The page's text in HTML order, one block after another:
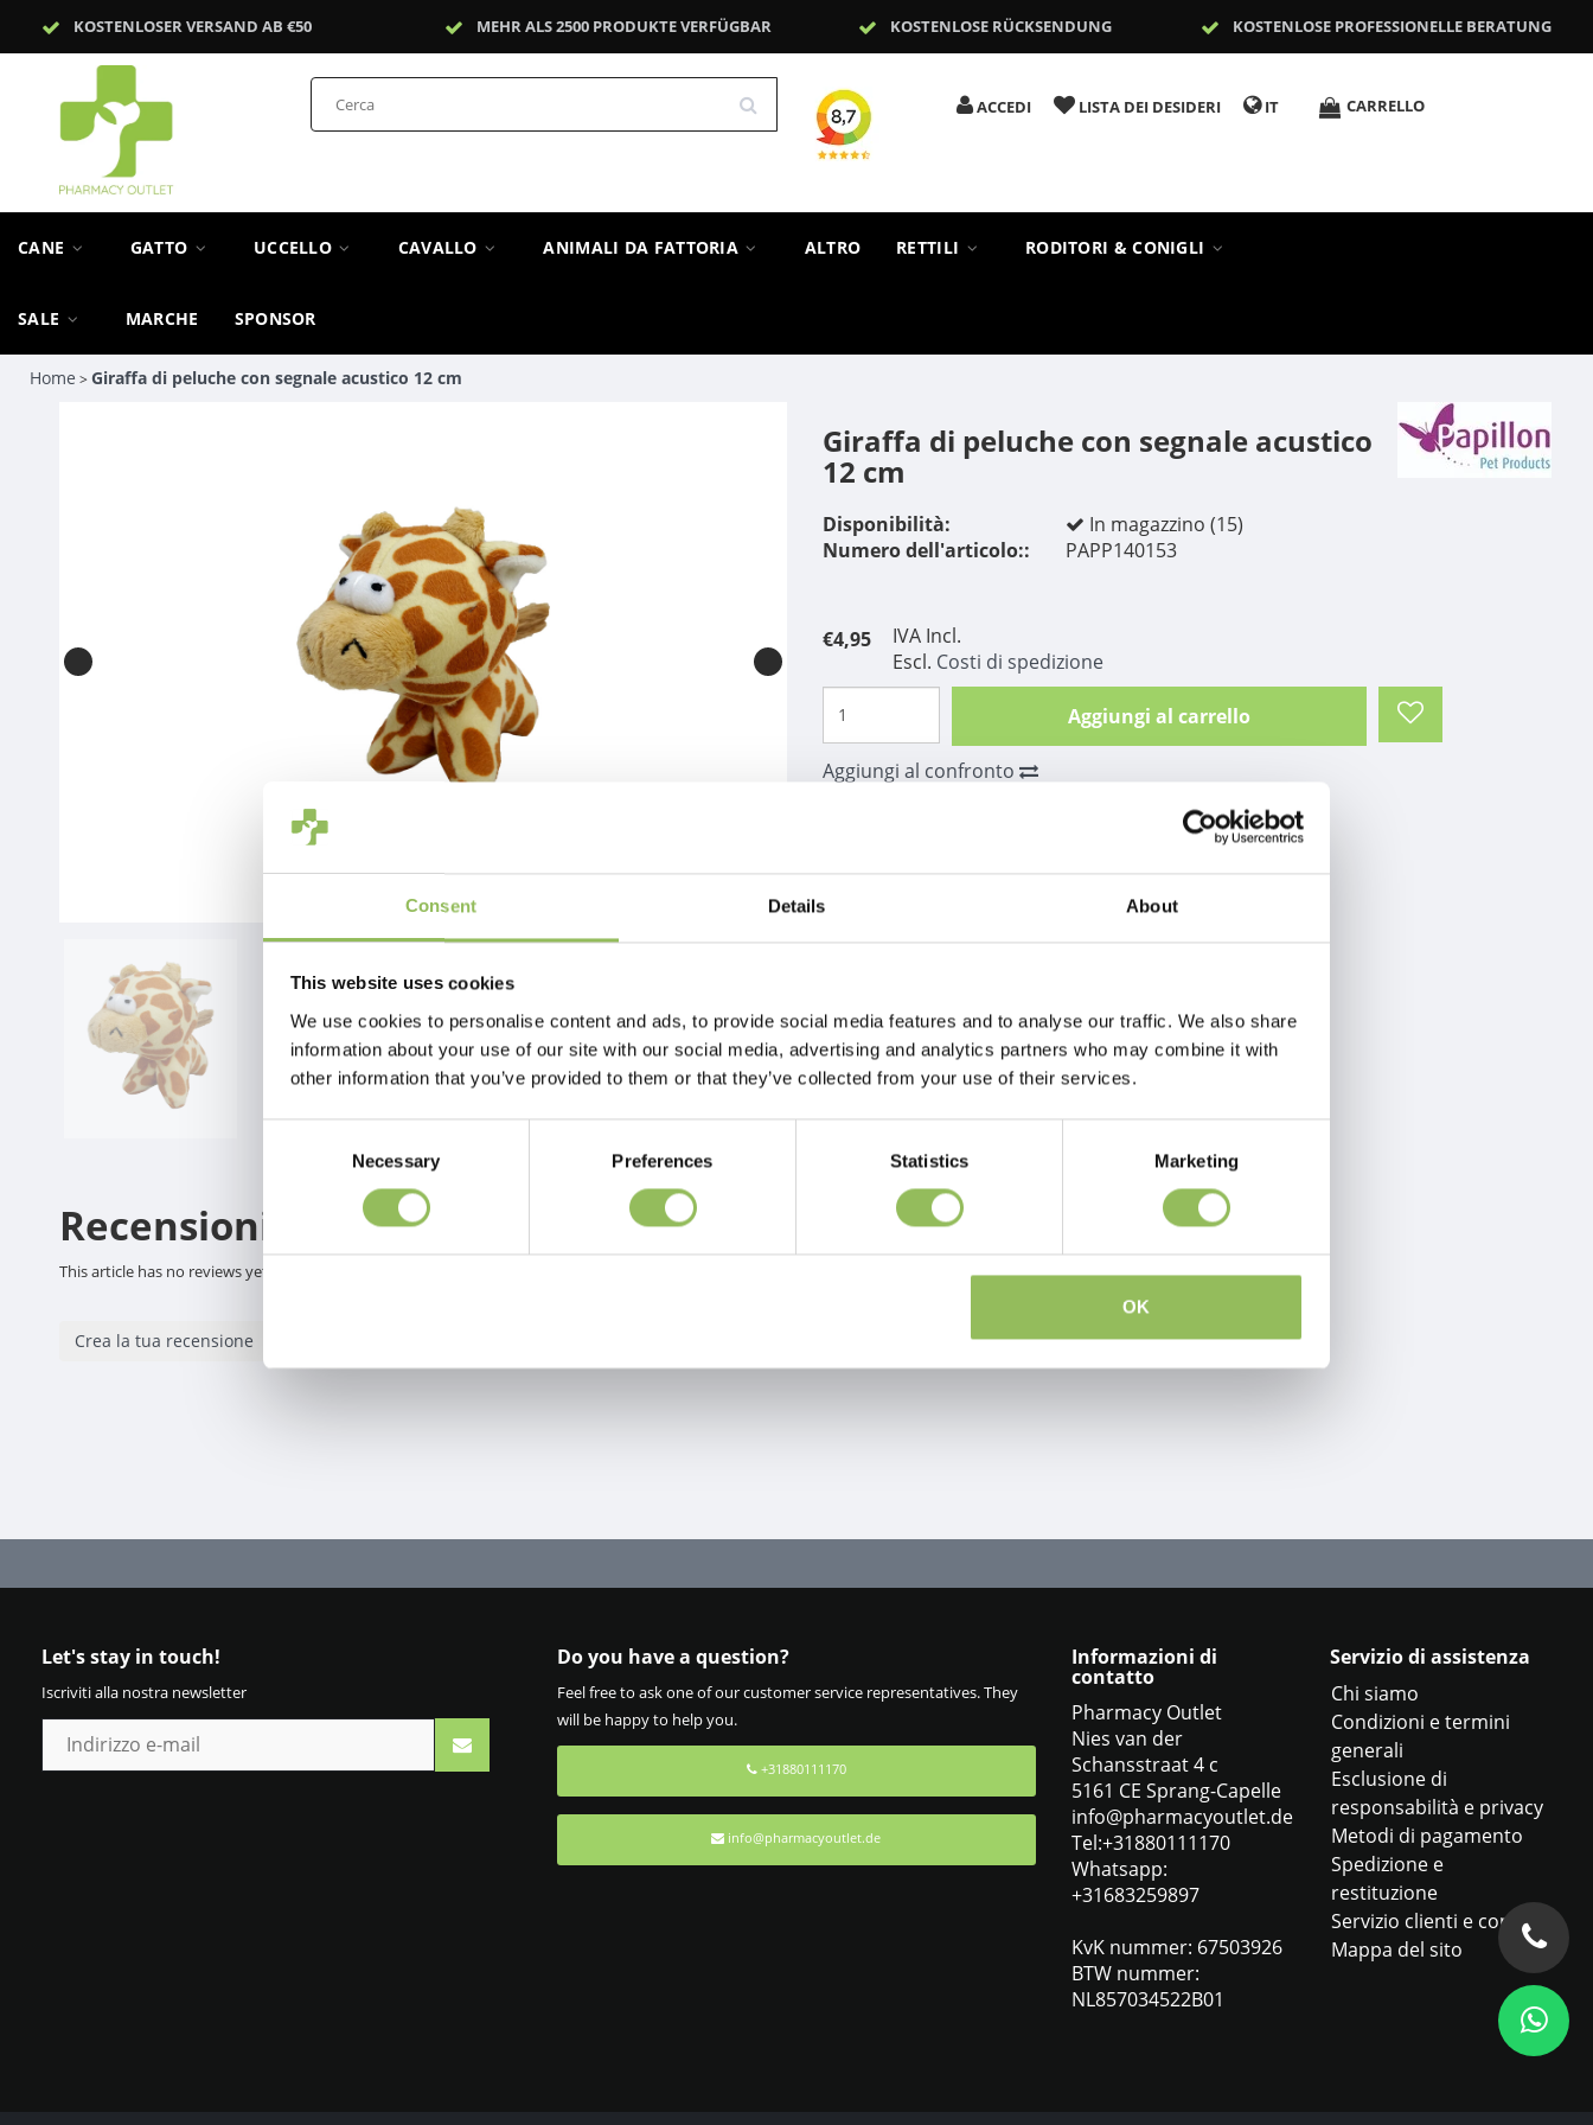
Consent Details About
This website uses cookies
We use cookies to personalise content and ads, to provide social media features and to analyse our traffic. We also share
information about your use of our site with our social media, advertising and analytics partners who may combine it with
other information that you’ve provided to them or that they’ve collected from your use of their services.
Necessary Preferences Statistics Marketing
OK
KOSTENLOSER VERSAND AB €50 MEHR ALS 2500 PRODUKTE VERFÜGBAR KOSTENLOSE RÜCKSENDUNG KOSTENLOSE PROFESSIONELLE BERATUNG
ACCEDI LISTA DEI DESIDERI IT CARRELLO
CANE GATTO UCCELLO CAVALLO ANIMALI DA FATTORIA ALTRO RETTILI RODITORI & CONIGLI
SALE MARCHE SPONSOR
Home >Giraffa di peluche con segnale acustico 12 cm
Giraffa di peluche con segnale acustico
12 cm
Disponibilità:
In magazzino (15)
Numero dell'articolo::
PAPP140153
€4,95
IVA Incl.
Escl. Costi di spedizione
Aggiungi al carrello
Aggiungi al confronto
Recensioni
This article has no reviews yet
Crea la tua recensione
Let's stay in touch!
Iscriviti alla nostra newsletter
Do you have a question?
Feel free to ask one of our customer service representatives. They
will be happy to help you.
+31880111170
info@pharmacyoutlet.de
Informazioni di
contatto
Pharmacy Outlet
Nies van der
Schansstraat 4 c
5161 CE Sprang-Capelle
info@pharmacyoutlet.de
Tel:+31880111170
Whatsapp:
+31683259897
KvK nummer: 67503926
BTW nummer:
NL857034522B01
Servizio di assistenza
Chi siamo
Condizioni e termini
generali
Esclusione di
responsabilità e privacy
Metodi di pagamento
Spedizione e
restituzione
Servizio clienti e contatti
Mappa del sito